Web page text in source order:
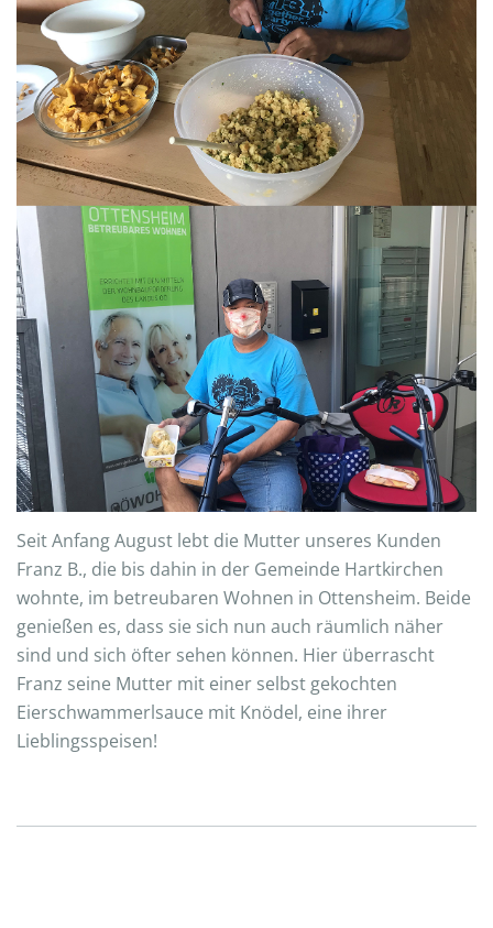
Seit Anfang August lebt die Mutter unseres Kunden
Franz B., die bis dahin in der Gemeinde Hartkirchen
wohnte, im betreubaren Wohnen in Ottensheim. Beide
genießen es, dass sie sich nun auch räumlich näher
sind und sich öfter sehen können. Hier überrascht
Franz seine Mutter mit einer selbst gekochten
Eierschwammerlsauce mit Knödel, eine ihrer
Lieblingsspeisen!